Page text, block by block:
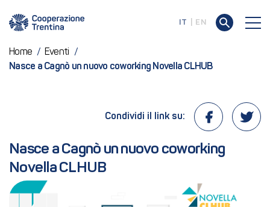
IT EN
Home / Eventi
/
Nasce a Cagnò un nuovo coworking Novella CLHUB
Condividi il link su:
Nasce a Cagnò un nuovo coworking
Novella CLHUB